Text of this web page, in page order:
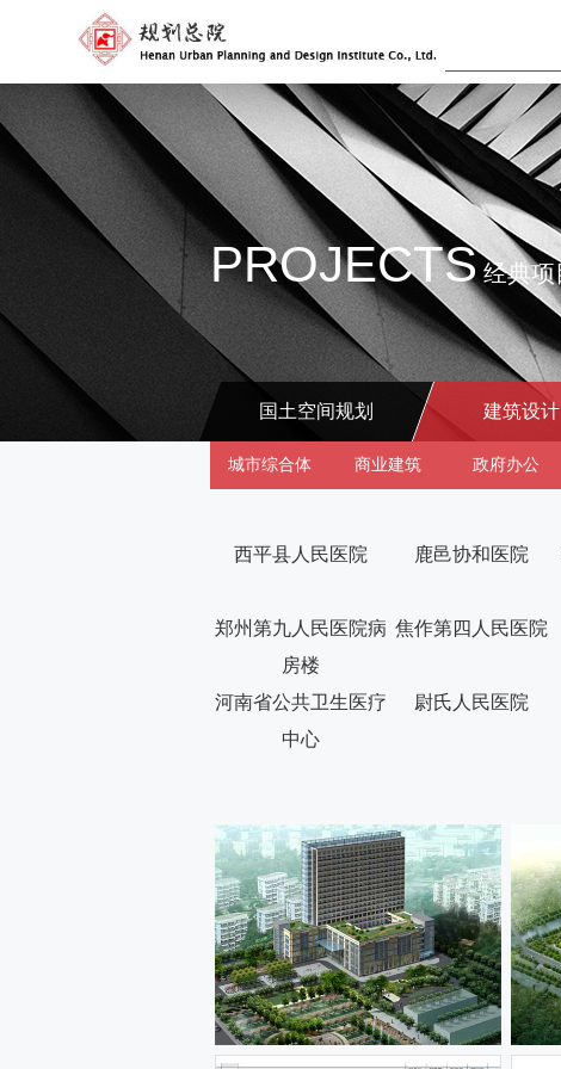
PROJECTS 经典项
国土空间规划 建筑设计
城市综合体 商业建筑 政府办公
西平县人民医院 鹿邑协和医院
郑州第九人民医院病
房楼
焦作第四人民医院
河南省公共卫生医疗
中心
尉氏人民医院